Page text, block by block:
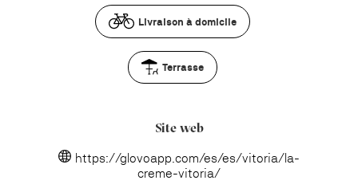
Livraison à domicile
Terrasse
Site web
https://glovoapp.com/es/es/vitoria/la-
creme-vitoria/